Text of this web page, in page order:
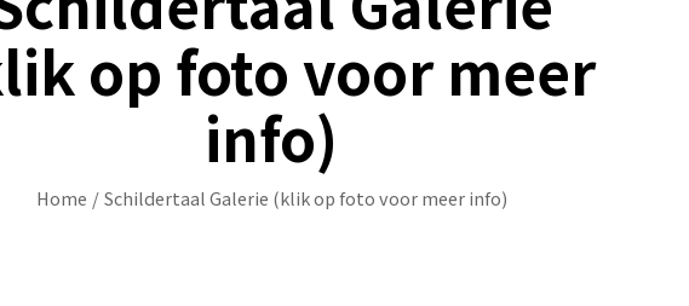
op foto voor meer
info)
Home / Schildertaal Galerie (klik op foto voor meer info)